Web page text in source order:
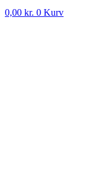
0,00 kr. 0 Kurv